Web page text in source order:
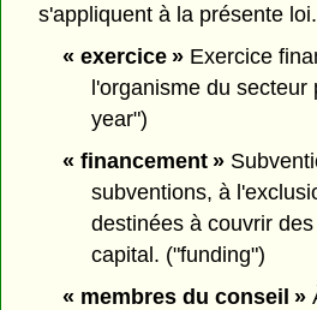
s'appliquent à la présente loi.
« exercice » Exercice
l'organisme du secteur
year")
« financement »
subventions, à
destinées à couvrir
capital. ("funding")
« membres du conseil »